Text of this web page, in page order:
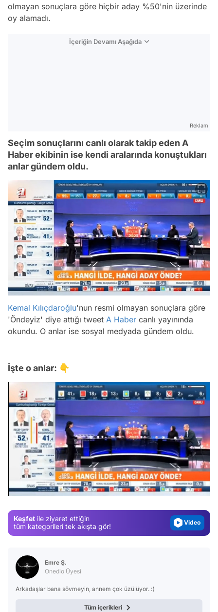
olmayan sonuçlara göre hiçbir aday %50'nin üzerinde
oy alamadı.
İçeriğin Devamı Aşağıda
Reklam
Seçim sonuçlarını canlı olarak takip eden A
Haber ekibinin ise kendi aralarında konuştukları
anlar gündem oldu.
Kemal Kılıçdaroğlu'nun resmi olmayan sonuçlara göre
'Öndeyiz' diye attığı tweet A Haber canlı yayınında
okundu. O anlar ise sosyal medyada gündem oldu.
İşte o anlar: 👇
/
Keşfet ile ziyaret ettiğin
tüm kategorileri tek akışta gör!
Video
Test
Gündem
Video
Emre Ş.
Onedio Üyesi
Arkadaşlar bana sövmeyin, annem çok üzülüyor. :(
Tüm içerikleri